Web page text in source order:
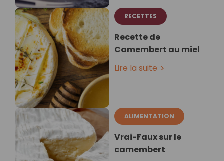
RECETTES
Recette de
Camembert au miel
Lire la suite
ALIMENTATION
Vrai-Faux sur le
camembert